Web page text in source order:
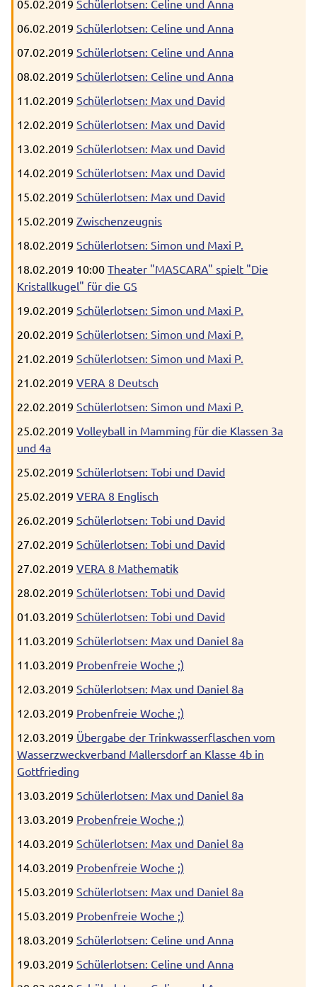
05.02.2019 Schülerlotsen: Celine und Anna
06.02.2019 Schülerlotsen: Celine und Anna
07.02.2019 Schülerlotsen: Celine und Anna
08.02.2019 Schülerlotsen: Celine und Anna
11.02.2019 Schülerlotsen: Max und David
12.02.2019 Schülerlotsen: Max und David
13.02.2019 Schülerlotsen: Max und David
14.02.2019 Schülerlotsen: Max und David
15.02.2019 Schülerlotsen: Max und David
15.02.2019 Zwischenzeugnis
18.02.2019 Schülerlotsen: Simon und Maxi P.
18.02.2019 10:00 Theater "MASCARA" spielt "Die
Kristallkugel" für die GS
19.02.2019 Schülerlotsen: Simon und Maxi P.
20.02.2019 Schülerlotsen: Simon und Maxi P.
21.02.2019 Schülerlotsen: Simon und Maxi P.
21.02.2019 VERA 8 Deutsch
22.02.2019 Schülerlotsen: Simon und Maxi P.
25.02.2019 Volleyball in Mamming für die Klassen 3a
und 4a
25.02.2019 Schülerlotsen: Tobi und David
25.02.2019 VERA 8 Englisch
26.02.2019 Schülerlotsen: Tobi und David
27.02.2019 Schülerlotsen: Tobi und David
27.02.2019 VERA 8 Mathematik
28.02.2019 Schülerlotsen: Tobi und David
01.03.2019 Schülerlotsen: Tobi und David
11.03.2019 Schülerlotsen: Max und Daniel 8a
11.03.2019 Probenfreie Woche ;)
12.03.2019 Schülerlotsen: Max und Daniel 8a
12.03.2019 Probenfreie Woche ;)
12.03.2019 Übergabe der Trinkwasserflaschen vom
Wasserzweckverband Mallersdorf an Klasse 4b in
Gottfrieding
13.03.2019 Schülerlotsen: Max und Daniel 8a
13.03.2019 Probenfreie Woche ;)
14.03.2019 Schülerlotsen: Max und Daniel 8a
14.03.2019 Probenfreie Woche ;)
15.03.2019 Schülerlotsen: Max und Daniel 8a
15.03.2019 Probenfreie Woche ;)
18.03.2019 Schülerlotsen: Celine und Anna
19.03.2019 Schülerlotsen: Celine und Anna